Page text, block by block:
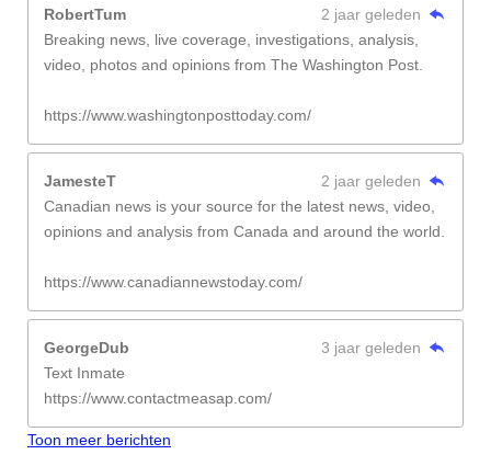
RobertTum
2 jaar geleden
Breaking news, live coverage, investigations, analysis,
video, photos and opinions from The Washington Post.
https://www.washingtonposttoday.com/
JamesteT
2 jaar geleden
Canadian news is your source for the latest news, video,
opinions and analysis from Canada and around the world.
https://www.canadiannewstoday.com/
GeorgeDub
3 jaar geleden
Text Inmate
https://www.contactmeasap.com/
Toon meer berichten